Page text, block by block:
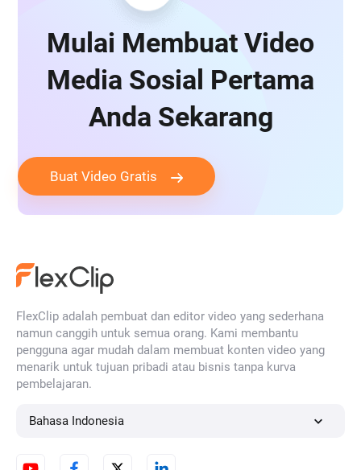
Mulai Membuat Video
Media Sosial Pertama
Anda Sekarang
Buat Video Gratis
FlexClip adalah pembuat dan editor video yang sederhana
namun canggih untuk semua orang. Kami membantu
pengguna agar mudah dalam membuat konten video yang
menarik untuk tujuan pribadi atau bisnis tanpa kurva
pembelajaran.
Bahasa Indonesia